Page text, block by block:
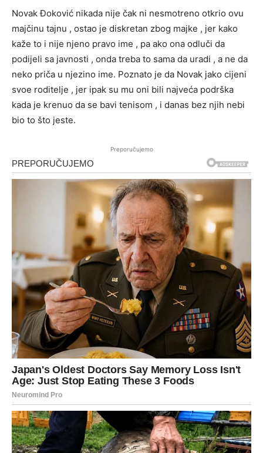
Novak Đoković nikada nije čak ni nesmotreno otkrio ovu
majčinu tajnu , ostao je diskretan zbog majke , jer kako
kaže to i nije njeno pravo ime , pa ako ona odluči da
podijeli sa javnosti , onda treba to sama da uradi , a ne da
neko priča u njezino ime. Poznato je da Novak jako cijeni
svoe roditelje , jer ipak su mu oni bili najveća podrška
kada je krenuo da se bavi tenisom , i danas bez njih nebi
bio to što jeste.
Preporučujemo